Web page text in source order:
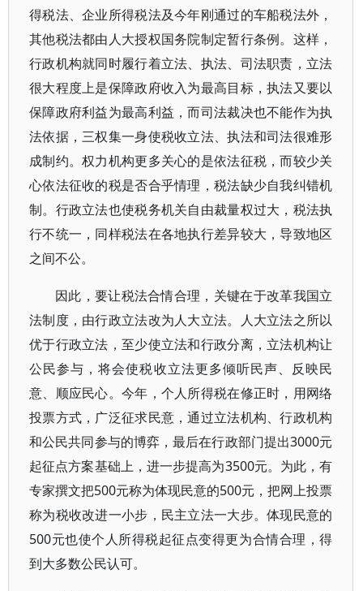
得税法、企业所得税法及今年刚通过的车船税法外，
其他税法都由人大授权国务院制定暂行条例。这样，
行政机构就同时履行着立法、执法、司法职责，立法
很大程度上是保障政府收入为最高目标，执法又要以
保障政府利益为最高利益，而司法裁决也不能作为执
法依据，三权集一身使税收立法、执法和司法很难形
成制约。权力机构更多关心的是依法征税，而较少关
心依法征收的税是否合乎情理，税法缺少自我纠错机
制。行政立法也使税务机关自由裁量权过大，税法执
行不统一，同样税法在各地执行差异较大，导致地区
之间不公。
因此，要让税法合情合理，关键在于改革我国立
法制度，由行政立法改为人大立法。人大立法之所以
优于行政立法，至少使立法和行政分离，立法机构让
公民参与，将会使税收立法更多倾听民声、反映民
意、顺应民心。今年，个人所得税在修正时，用网络
投票方式，广泛征求民意，通过立法机构、行政机构
和公民共同参与的博弈，最后在行政部门提出3000元
起征点方案基础上，进一步提高为3500元。为此，有
专家撰文把500元称为体现民意的500元，把网上投票
称为税收改进一小步，民主立法一大步。体现民意的
500元也使个人所得税起征点变得更为合情合理，得
到大多数公民认可。